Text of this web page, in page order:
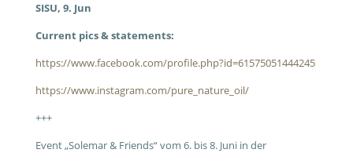
SISU, 9. Jun
Current pics & statements:
https://www.facebook.com/profile.php?id=61575051444245
https://www.instagram.com/pure_nature_oil/
+++
Event „Solemar & Friends“ vom 6. bis 8. Juni in der